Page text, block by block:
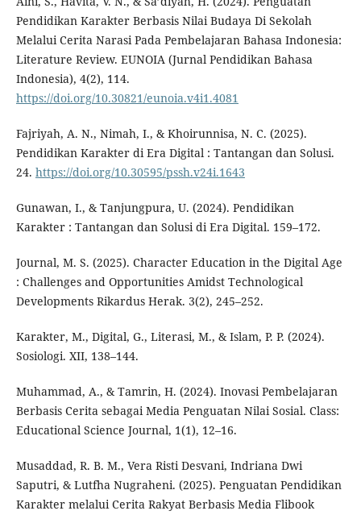
Pendidikan Karakter Berbasis Nilai Budaya Di Sekolah
Melalui Cerita Narasi Pada Pembelajaran Bahasa Indonesia:
Literature Review. EUNOIA (Jurnal Pendidikan Bahasa
Indonesia), 4(2), 114.
https://doi.org/10.30821/eunoia.v4i1.4081
Fajriyah, A. N., Nimah, I., & Khoirunnisa, N. C. (2025).
Pendidikan Karakter di Era Digital : Tantangan dan Solusi.
24. https://doi.org/10.30595/pssh.v24i.1643
Gunawan, I., & Tanjungpura, U. (2024). Pendidikan
Karakter : Tantangan dan Solusi di Era Digital. 159–172.
Journal, M. S. (2025). Character Education in the Digital Age
: Challenges and Opportunities Amidst Technological
Developments Rikardus Herak. 3(2), 245–252.
Karakter, M., Digital, G., Literasi, M., & Islam, P. P. (2024).
Sosiologi. XII, 138–144.
Muhammad, A., & Tamrin, H. (2024). Inovasi Pembelajaran
Berbasis Cerita sebagai Media Penguatan Nilai Sosial. Class:
Educational Science Journal, 1(1), 12–16.
Musaddad, R. B. M., Vera Risti Desvani, Indriana Dwi
Saputri, & Lutfha Nugraheni. (2025). Penguatan Pendidikan
Karakter melalui Cerita Rakyat Berbasis Media Flibook